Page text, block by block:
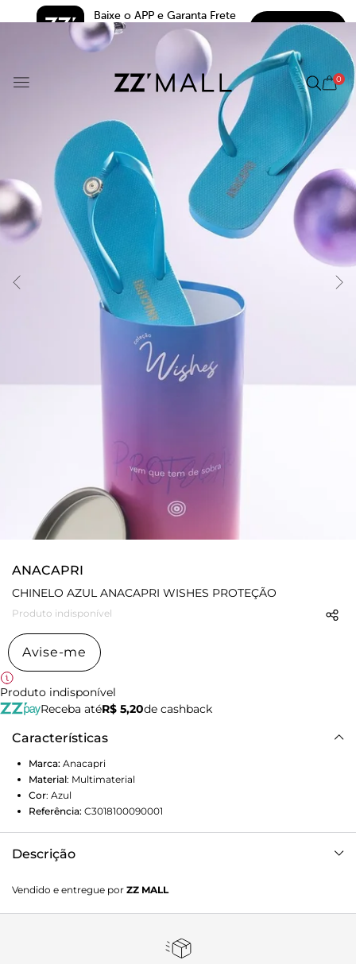
Baixe o APP e Garanta Frete
Grátis*
BAIXAR
0
ANACAPRI
CHINELO AZUL ANACAPRI WISHES PROTEÇÃO
Produto indisponível
Avise-me
Produto indisponível
Receba atéR$ 5,20de cashback
Características
Marca: Anacapri
Material: Multimaterial
Cor: Azul
Referência: C3018100090001
Descrição
de charm com o símbolo do olho grego em uma das tiras.
Deixa dedos, laterais e calcanhar à mostra.
Vendido e entregue por ZZ MALL